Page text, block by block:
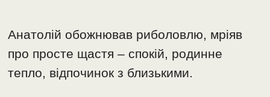
Анатолій обожнював риболовлю, мріяв
про просте щастя – спокій, родинне
тепло, відпочинок з близькими.